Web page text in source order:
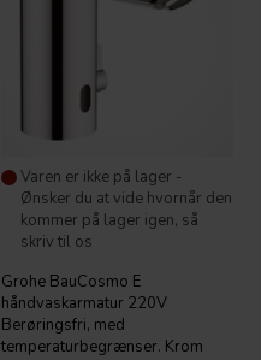
Varen er ikke på lager -
Ønsker du at vide hvornår den
kommer på lager igen, så
skriv til os
Grohe BauCosmo E
håndvaskarmatur 220V
Berøringsfri, med
temperaturbegrænser. Krom